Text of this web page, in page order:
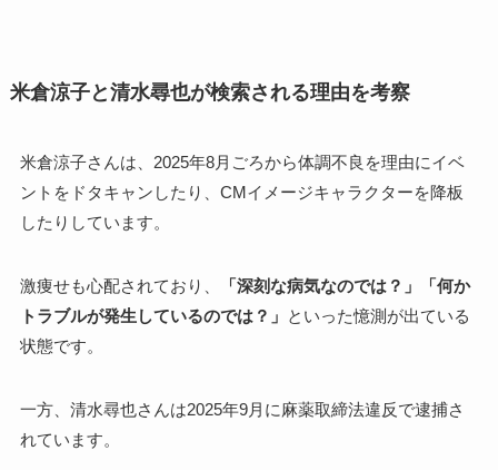
米倉涼子と清水尋也が検索される理由を考察
米倉涼子さんは、2025年8月ごろから体調不良を理由にイベ
ントをドタキャンしたり、CMイメージキャラクターを降板
したりしています。
激痩せも心配されており、
「深刻な病気なのでは？」「何か
トラブルが発生しているのでは？」 といった憶測が出ている
状態です。
一方、清水尋也さんは2025年9月に麻薬取締法違反で逮捕さ
れています。